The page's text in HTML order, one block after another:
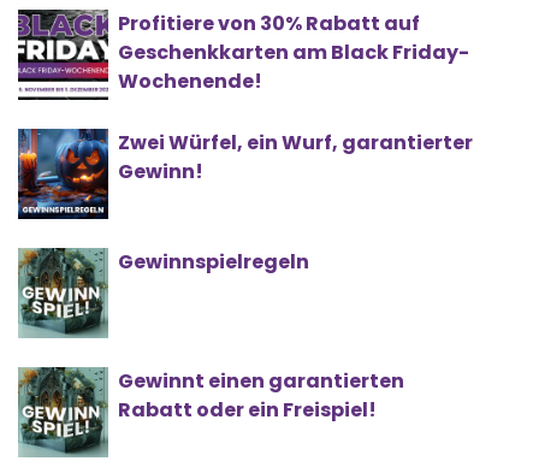
Profitiere von 30% Rabatt auf
Geschenkkarten am Black Friday-
Wochenende!
Zwei Würfel, ein Wurf, garantierter
Gewinn!
Gewinnspielregeln
Gewinnt einen garantierten
Rabatt oder ein Freispiel!